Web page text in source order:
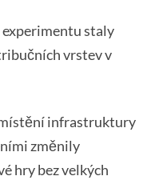
experimentu staly
vrstev v
infrastruktury
změnily
hry bez velkých